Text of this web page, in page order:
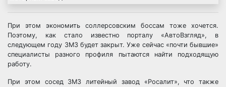
При этом экономить соллерсовским боссам тоже хочется.
Поэтому, как стало известно порталу «АвтоВзгляд», в
следующем году ЗМЗ будет закрыт. Уже сейчас «почти бывшие»
специалисты разного профиля пытаются найти подходящую
работу.
При этом сосед ЗМЗ литейный завод «Росалит», что также